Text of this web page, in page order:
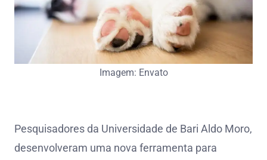
Imagem: Envato
Pesquisadores da Universidade de Bari Aldo Moro,
desenvolveram uma nova ferramenta para